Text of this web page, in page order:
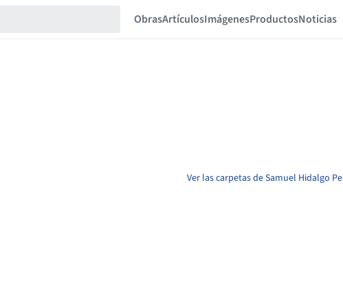
ObrasArtículosImágenesProductosNoticias
Ver las carpetas de Samuel Hidalgo